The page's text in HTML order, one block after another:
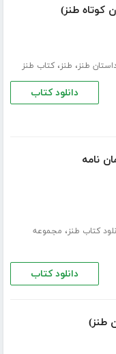
کوتاه طنز)
طنز، طنز،کتاب طنز
دانلود کتاب
نامه
کتاب طنز، مجموعه
دانلود کتاب
طنز)